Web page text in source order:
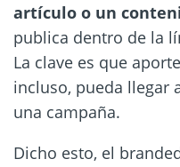
artículo o un
publica dentro de la
La clave es que
incluso, pueda llegar
una campaña.
Dicho esto, el